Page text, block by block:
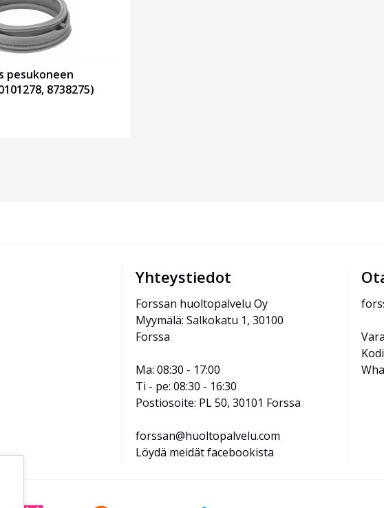
pesukoneen
8738275)
Yhteystiedot
Forssan huoltopalvelu Oy
Myymälä: Salkokatu 1, 30100
Forssa
Ma: 08:30 - 17:00
Ti - pe: 08:30 - 16:30
Postiosoite: PL 50, 30101 Forssa
forssan@huoltopalvelu.com
Löydä meidät facebookista